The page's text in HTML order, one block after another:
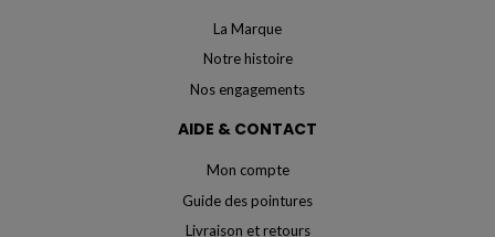
La Marque
Notre histoire
Nos engagements
AIDE & CONTACT
Mon compte
Guide des pointures
Livraison et retours